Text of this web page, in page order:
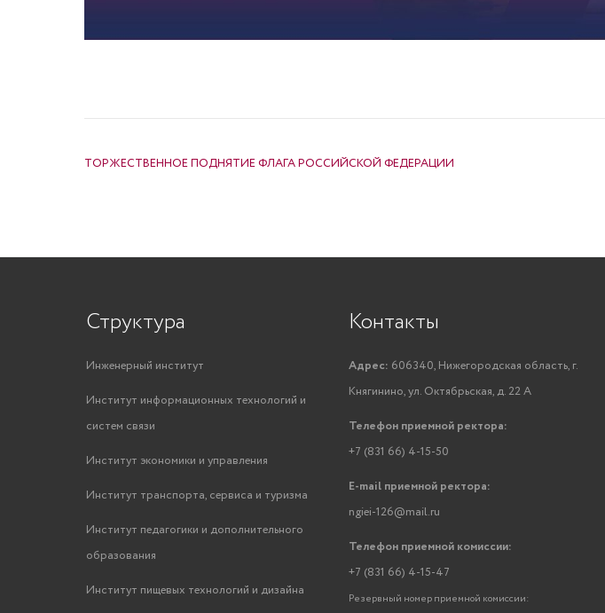
ТОРЖЕСТВЕННОЕ ПОДНЯТИЕ ФЛАГА РОССИЙСКОЙ ФЕДЕРАЦИИ
Структура
Инженерный институт
Институт информационных технологий и
систем связи
Институт экономики и управления
Институт транспорта, сервиса и туризма
Институт педагогики и дополнительного
образования
Институт пищевых технологий и дизайна
Контакты
Адрес: 606340, Нижегородская область, г.
Княгинино, ул. Октябрьская, д. 22 А
Телефон приемной ректора:
+7 (831 66) 4-15-50
E-mail приемной ректора:
ngiei-126@mail.ru
Телефон приемной комиссии:
+7 (831 66) 4-15-47
Резервный номер приемной комиссии: